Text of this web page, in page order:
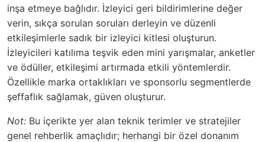
inşa etmeye bağlıdır. İzleyici geri bildirimlerine değer
verin, sıkça sorulan soruları derleyin ve düzenli
etkileşimlerle sadık bir izleyici kitlesi oluşturun.
İzleyicileri katılıma teşvik eden mini yarışmalar, anketler
ve ödüller, etkileşimi artırmada etkili yöntemlerdir.
Özellikle marka ortaklıkları ve sponsorlu segmentlerde
şeffaflık sağlamak, güven oluşturur.
Not: Bu içerikte yer alan teknik terimler ve stratejiler
genel rehberlik amaçlıdır; herhangi bir özel donanım